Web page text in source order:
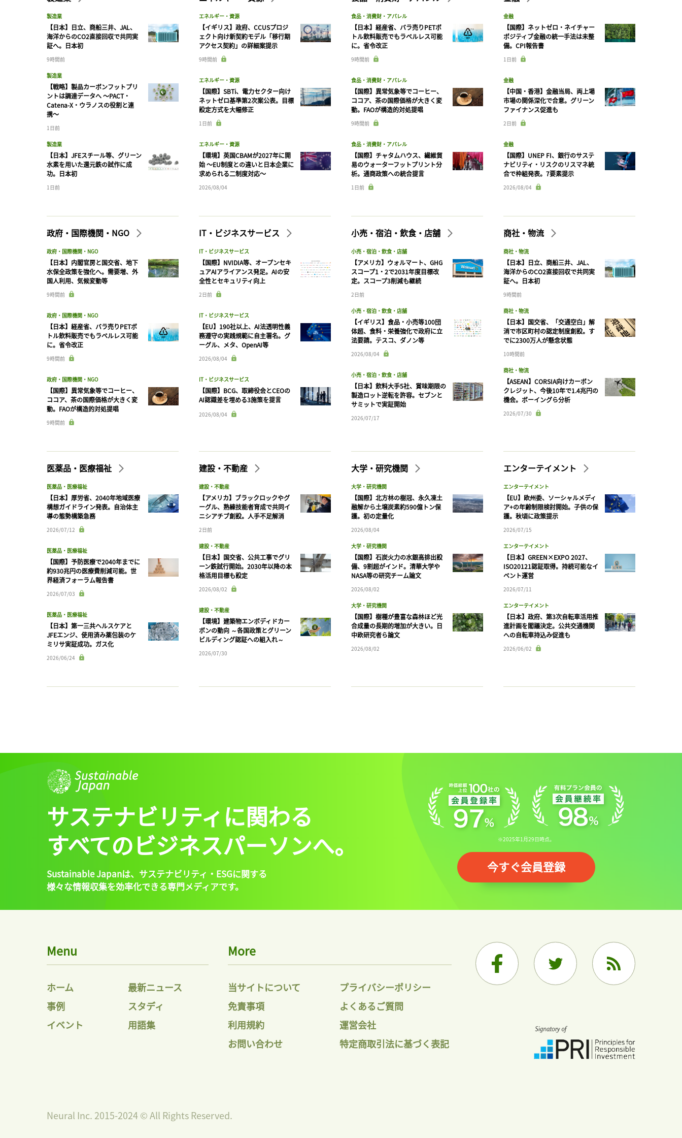
製造業
【日本】日立、商船三井、JAL、
海洋からのCO2直接回収で共同実
証へ。日本初
9時間前
製造業
【戦略】製品カーボンフットプリ
ントは調達データへ 〜PACT・
Catena-X・ウラノスの役割と連
携〜
1日前
製造業
【日本】JFEスチール等、グリーン
水素を用いた還元鉄の試作に成
功。日本初
1日前
エネルギー・資源
【イギリス】政府、CCUSプロジ
ェクト向け新契約モデル「移行期
アクセス契約」の詳細案提示
9時間前
エネルギー・資源
【国際】SBTi、電力セクター向け
ネットゼロ基準第2次案公表。目標
設定方式を大幅修正
1日前
エネルギー・資源
【環境】英国CBAMが2027年に開
始 〜EU制度との違いと日本企業に
求められる二制度対応〜
2026/08/04
食品・消費財・アパレル
【日本】経産省、バラ売りPETボ
トル飲料販売でもラベルレス可能
に。省令改正
9時間前
食品・消費財・アパレル
【国際】異常気象等でコーヒー、
ココア、茶の国際価格が大きく変
動。FAOが構造的対処提唱
9時間前
食品・消費財・アパレル
【国際】チャタムハウス、繊維貿
易のウォーターフットプリント分
析。通商政策への統合提言
1日前
金融
【国際】ネットゼロ・ネイチャー
ポジティブ金融の統一手法は未整
備。CPI報告書
1日前
金融
【中国・香港】金融当局、両上場
市場の関係深化で合意。グリーン
ファイナンス促進も
2日前
金融
【国際】UNEP FI、銀行のサステ
ナビリティ・リスクのリスマネ統
合で枠組発表。7要素提示
2026/08/04
政府・国際機関・NGO
政府・国際機関・NGO
【日本】内閣官房と国交省、地下
水保全政策を強化へ。需要増、外
国人利用、気候変動等
9時間前
政府・国際機関・NGO
【日本】経産省、バラ売りPETボ
トル飲料販売でもラベルレス可能
に。省令改正
9時間前
政府・国際機関・NGO
【国際】異常気象等でコーヒー、
ココア、茶の国際価格が大きく変
動。FAOが構造的対処提唱
9時間前
IT・ビジネスサービス
IT・ビジネスサービス
【国際】NVIDIA等、オープンセキ
ュアAIアライアンス発足。AIの安
全性とセキュリティ向上
2日前
IT・ビジネスサービス
【EU】190社以上、AI法透明性義
務遵守の実践規範に自主署名。グ
ーグル、メタ、OpenAI等
2026/08/04
IT・ビジネスサービス
【国際】BCG、取締役会とCEOの
AI認識差を埋める3施策を提言
2026/08/04
小売・宿泊・飲食・店舗
小売・宿泊・飲食・店舗
【アメリカ】ウォルマート、GHG
スコープ1・2で2031年度目標改
定。スコープ3削減も継続
2日前
小売・宿泊・飲食・店舗
【イギリス】食品・小売等100団
体超、食料・栄養強化で政府に立
法要請。テスコ、ダノン等
2026/08/04
小売・宿泊・飲食・店舗
【日本】飲料大手5社、賞味期限の
製造ロット逆転を許容。セブンと
サミットで実証開始
2026/07/17
商社・物流
商社・物流
【日本】日立、商船三井、JAL、
海洋からのCO2直接回収で共同実
証へ。日本初
9時間前
商社・物流
【日本】国交省、「交通空白」解
消で市区町村の認定制度創設。す
でに2300万人が懸念状態
10時間前
商社・物流
【ASEAN】CORSIA向けカーボン
クレジット、今後10年で1.4兆円の
機会。ボーイングら分析
2026/07/30
医薬品・医療福祉
医薬品・医療福祉
【日本】厚労省、2040年地域医療
構想ガイドライン発表。自治体主
導の態勢構築急務
2026/07/12
医薬品・医療福祉
【国際】予防医療で2040年までに
約930兆円の医療費削減可能。世
界経済フォーラム報告書
2026/07/03
医薬品・医療福祉
【日本】第一三共ヘルスケアと
JFEエンジ、使用済み薬包装のケ
ミリサ実証成功。ガス化
2026/06/24
建設・不動産
建設・不動産
【アメリカ】ブラックロックやグ
ーグル、熟練技能者育成で共同イ
ニシアチブ創設。人手不足解消
2日前
建設・不動産
【日本】国交省、公共工事でグリ
ーン鉄試行開始。2030年以降の本
格活用目標も設定
2026/08/02
建設・不動産
【環境】建築物エンボディドカー
ボンの動向 ～各国政策とグリーン
ビルディング認証への組入れ～
2026/07/30
大学・研究機関
大学・研究機関
【国際】北方林の樹冠、永久凍土
融解から土壌炭素約590億トン保
護。初の定量化
2026/08/04
大学・研究機関
【国際】石炭火力の水銀高排出設
備、9割超がインド。清華大学や
NASA等の研究チーム論文
2026/08/02
大学・研究機関
【国際】樹種が豊富な森林ほど光
合成量の長期的増加が大きい。日
中欧研究者ら論文
2026/08/02
エンターテイメント
エンターテイメント
【EU】欧州委、ソーシャルメディ
ア+の年齢制限検討開始。子供の保
護。秋頃に政策提示
2026/07/15
エンターテイメント
【日本】GREEN×EXPO 2027、
ISO20121認証取得。持続可能なイ
ベント運営
2026/07/11
エンターテイメント
【日本】政府、第3次自転車活用推
進計画を閣議決定。公共交通機関
への自転車持込み促進も
2026/06/02
記事をお気に入りに保存するには
ログイン 会員登録
サステナビリティに関わる
すべてのビジネスパーソンへ。
Sustainable Japanは、 サステナビリティ・ESGに関する
様々な情報収集を効率化できる専門メディアです。
※2025年1月29日時点。
今すぐ会員登録
Menu
ホーム
最新ニュース
事例
スタディ
イベント
用語集
More
当サイトについて
プライバシーポリシー
免責事項
よくあるご質問
利用規約
運営会社
お問い合わせ
特定商取引法に基づく表記
Neural Inc. 2015-2024 © All Rights Reserved.